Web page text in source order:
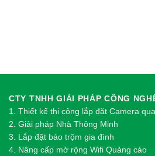
CTY TNHH GIẢI PHÁP CÔNG
1. Thiết kế thi công lắp đặt Camera
2. Giải pháp Nhà Thông Minh
3. Lắp đặt báo trộm gia đình
4. Nâng cấp mở rộng Wifi Quảng cáo